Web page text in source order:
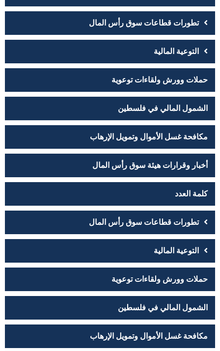
تطورات قطاعات سوق رأس المال
التوعية المالية
حملات وورش ولقاءات توعوية
الشمول المالي في فلسطين
مكافحة غسل الأموال وتمويل الإرهاب
أخبار وقرارات هيئة سوق رأس المال
كلمة العدد
تطورات قطاعات سوق رأس المال
التوعية المالية
حملات وورش ولقاءات توعوية
الشمول المالي في فلسطين
مكافحة غسل الأموال وتمويل الإرهاب